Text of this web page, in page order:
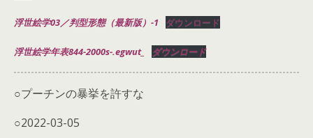
浮世絵学03／判型形態（最新版）-1 ダウンロード
浮世絵学年表844-2000s-.egwut_ ダウンロード
○プーチンの暴挙を許すな
○2022-03-05